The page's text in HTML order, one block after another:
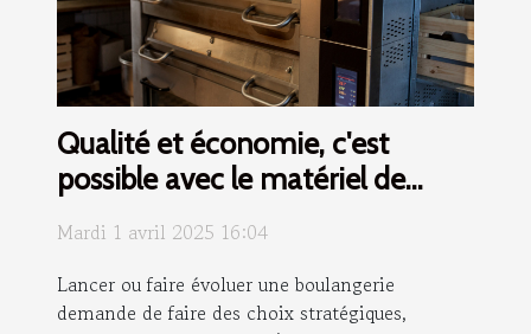
Qualité et économie, c'est
possible avec le matériel de
Mardi 1 avril 2025 16:04
Lancer ou faire évoluer une boulangerie
demande de faire des choix stratégiques,